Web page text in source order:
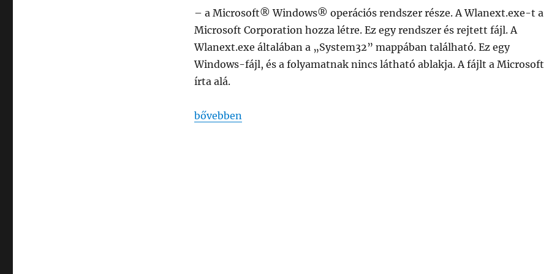
– a Microsoft® Windows® operációs rendszer része. A Wlanext.exe-t a
Microsoft Corporation hozza létre. Ez egy rendszer és rejtett fájl. A
Wlanext.exe általában a „System32” mappában található. Ez egy
Windows-fájl, és a folyamatnak nincs látható ablakja. A fájlt a Microsoft
írta alá.
„wlanext.exe Windows 802.11 vezeték nélküli LAN-bővítési
bővebben